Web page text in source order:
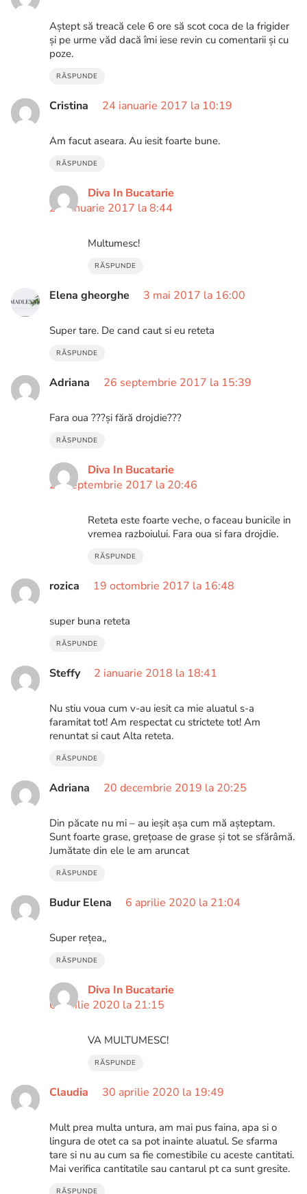
Aștept să treacă cele 6 ore să scot coca de la frigider
și pe urme văd dacă îmi iese revin cu comentarii și cu
poze.
RĂSPUNDE
Cristina 24 ianuarie 2017 la 10:19
Am facut aseara. Au iesit foarte bune.
RĂSPUNDE
Diva In Bucatarie
28 ianuarie 2017 la 8:44
Multumesc!
RĂSPUNDE
Elena gheorghe 3 mai 2017 la 16:00
Super tare. De cand caut si eu reteta
RĂSPUNDE
Adriana 26 septembrie 2017 la 15:39
Fara oua ???și fără drojdie???
RĂSPUNDE
Diva In Bucatarie
26 septembrie 2017 la 20:46
Reteta este foarte veche, o faceau bunicile in
vremea razboiului. Fara oua si fara drojdie.
RĂSPUNDE
rozica 19 octombrie 2017 la 16:48
super buna reteta
RĂSPUNDE
Steffy 2 ianuarie 2018 la 18:41
Nu stiu voua cum v-au iesit ca mie aluatul s-a
faramitat tot! Am respectat cu strictete tot! Am
renuntat si caut Alta reteta.
RĂSPUNDE
Adriana 20 decembrie 2019 la 20:25
Din păcate nu mi – au ieșit așa cum mă așteptam.
Sunt foarte grase, grețoase de grase și tot se sfărâmă.
Jumătate din ele le am aruncat
RĂSPUNDE
Budur Elena 6 aprilie 2020 la 21:04
Super rețea,,
RĂSPUNDE
Diva In Bucatarie
6 aprilie 2020 la 21:15
VA MULTUMESC!
RĂSPUNDE
Claudia 30 aprilie 2020 la 19:49
Mult prea multa untura, am mai pus faina, apa si o
lingura de otet ca sa pot inainte aluatul. Se sfarma
tare si nu au cum sa fie comestibile cu aceste cantitati.
Mai verifica cantitatile sau cantarul pt ca sunt gresite.
RĂSPUNDE